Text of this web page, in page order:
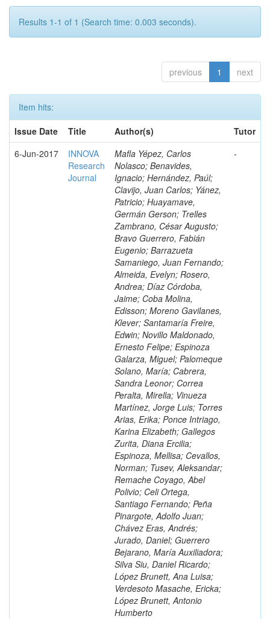
Results 1-1 of 1 (Search time: 0.003 seconds).
previous 1 next
Item hits:
Issue Date
Title Author(s)
Tutor
6-Jun-2017
INNOVA
Research
Journal
Mafla Yépez, Carlos
Nolasco; Benavides,
Ignacio; Hernández, Paúl;
Clavijo, Juan Carlos; Yánez,
Patricio; Huayamave,
Germán Gerson; Trelles
Zambrano, César Augusto;
Bravo Guerrero, Fabián
Eugenio; Barrazueta
Samaniego, Juan Fernando;
Almeida, Evelyn; Rosero,
Andrea; Díaz Córdoba,
Jaime; Coba Molina,
Edisson; Moreno Gavilanes,
Klever; Santamaría Freire,
Edwin; Novillo Maldonado,
Ernesto Felipe; Espinoza
Galarza, Miguel; Palomeque
Solano, María; Cabrera,
Sandra Leonor; Correa
Peralta, Mirella; Vinueza
Martínez, Jorge Luis; Torres
Arias, Erika; Ponce Intriago,
Karina Elizabeth; Gallegos
Zurita, Diana Ercilia;
Espinoza, Mellisa; Cevallos,
Norman; Tusev, Aleksandar;
Remache Coyago, Abel
Polivio; Celi Ortega,
Santiago Fernando; Peña
Pinargote, Adolfo Juan;
Chávez Eras, Andrés;
Jurado, Daniel; Guerrero
Bejarano, María Auxiliadora;
Silva Siu, Daniel Ricardo;
López Brunett, Ana Luisa;
Verdesoto Masache, Ericka;
López Brunett, Antonio
Humberto
-